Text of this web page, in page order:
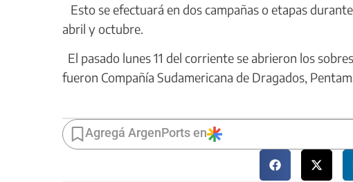
Esto se efectuará en dos campañas o etapas
abril y octubre.
El pasado lunes 11 del corriente se abrieron los
fueron Compañía Sudamericana de Dragados,
Agregá ArgenPorts en